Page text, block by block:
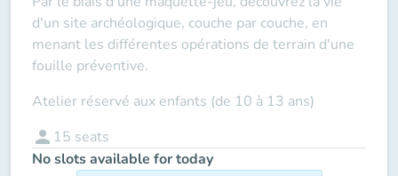
d'un site archéologique, couche par couche, en
menant les différentes opérations de terrain d'une
fouille préventive.
Atelier réservé aux enfants (de 10 à 13 ans)
person 15 seats
No slots available for today